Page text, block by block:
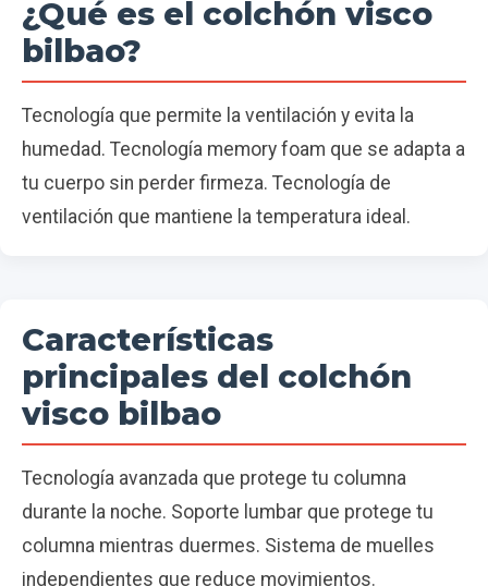
¿Qué es el colchón visco
bilbao?
Tecnología que permite la ventilación y evita la
humedad. Tecnología memory foam que se adapta a
tu cuerpo sin perder firmeza. Tecnología de
ventilación que mantiene la temperatura ideal.
Características
principales del colchón
visco bilbao
Tecnología avanzada que protege tu columna
durante la noche. Soporte lumbar que protege tu
columna mientras duermes. Sistema de muelles
independientes que reduce movimientos.